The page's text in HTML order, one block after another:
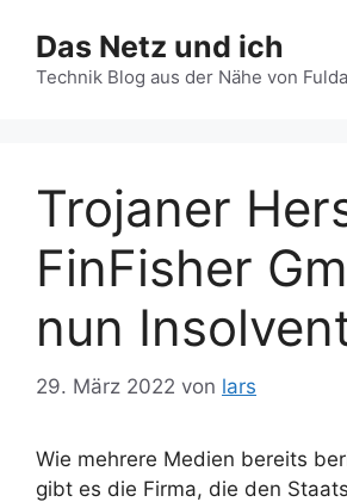
Inhalt
springen
Das Netz und ich
Technik Blog aus der Nähe von
Trojaner
FinFisher
nun
29. März 2022 von lars
Wie mehrere Medien bereits
gibt es die Firma, die den